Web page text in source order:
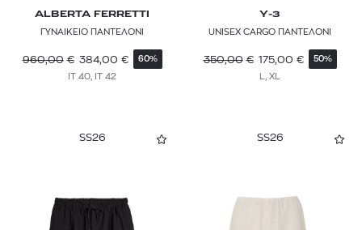
ALBERTA FERRETTI
ΓΥΝΑΙΚΕΙΟ ΠΑΝΤΕΛΟΝΙ
960,00 € 384,00 € 60%
IT 40, IT 42
Y-3
UNISEX CARGO ΠΑΝΤΕΛΟΝΙ
350,00 € 175,00 € 50%
L, XL
SS26 SS26